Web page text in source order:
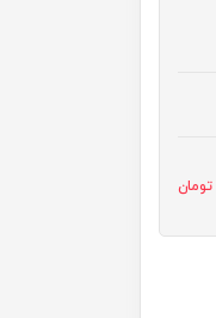
تومان